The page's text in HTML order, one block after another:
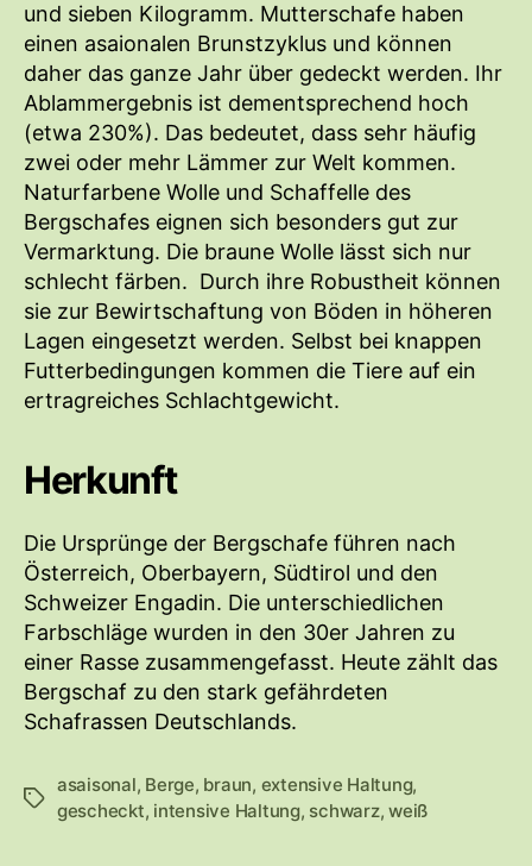
und sieben Kilogramm. Mutterschafe haben
einen asaionalen Brunstzyklus und können
daher das ganze Jahr über gedeckt werden. Ihr
Ablammergebnis ist dementsprechend hoch
(etwa 230%). Das bedeutet, dass sehr häufig
zwei oder mehr Lämmer zur Welt kommen.
Naturfarbene Wolle und Schaffelle des
Bergschafes eignen sich besonders gut zur
Vermarktung. Die braune Wolle lässt sich nur
schlecht färben. Durch ihre Robustheit können
sie zur Bewirtschaftung von Böden in höheren
Lagen eingesetzt werden. Selbst bei knappen
Futterbedingungen kommen die Tiere auf ein
ertragreiches Schlachtgewicht.
Herkunft
Die Ursprünge der Bergschafe führen nach
Österreich, Oberbayern, Südtirol und den
Schweizer Engadin. Die unterschiedlichen
Farbschläge wurden in den 30er Jahren zu
einer Rasse zusammengefasst. Heute zählt das
Bergschaf zu den stark gefährdeten
Schafrassen Deutschlands.
S
asaisonal, Berge, braun, extensive Haltung,
gescheckt, intensive Haltung, schwarz,weiß